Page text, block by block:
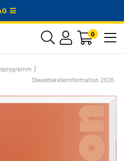
0
|
Steuerberaterinformation 2026